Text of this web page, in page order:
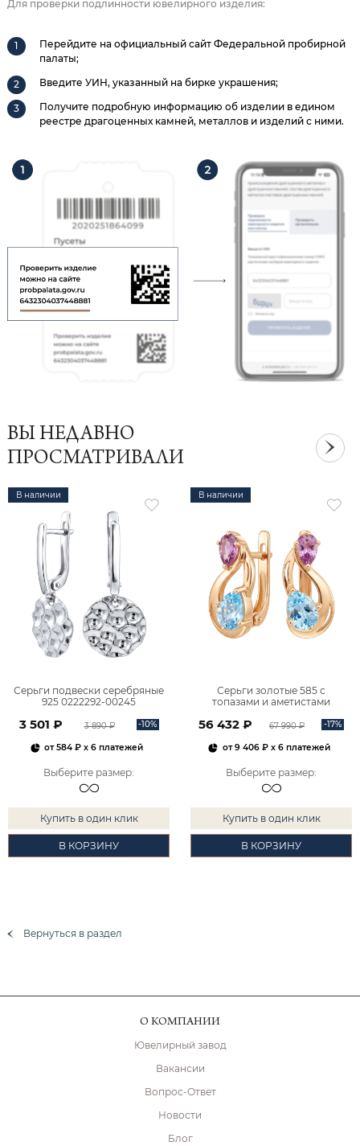
Для проверки подлинности ювелирного изделия:
Перейдите на официальный сайт Федеральной пробирной
палаты;
Введите УИН, указанный на бирке украшения;
Получите подробную информацию об изделии в едином
реестре драгоценных камней, металлов и изделий с ними.
ВЫ НЕДАВНО
ПРОСМАТРИВАЛИ
В наличии
Серьги подвески серебряные
925 0222292-00245
3 501 ₽ 3 890 ₽ -10%
от584 ₽ x 6 платежей
Выберите размер:
Купить в один клик
В КОРЗИНУ
В наличии
Серьги золотые 585 с
топазами и аметистами
56 432 ₽ 67 990 ₽ -17%
от9 406 ₽x 6 платежей
Выберите размер:
Купить в один клик
В КОРЗИНУ
Вернуться в раздел
О КОМПАНИИ
Ювелирный завод
Вакансии
Вопрос-Ответ
Новости
Блог